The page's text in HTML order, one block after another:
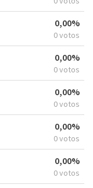
0,00%
0 votos
0,00%
0 votos
0,00%
0 votos
0,00%
0 votos
0,00%
0 votos